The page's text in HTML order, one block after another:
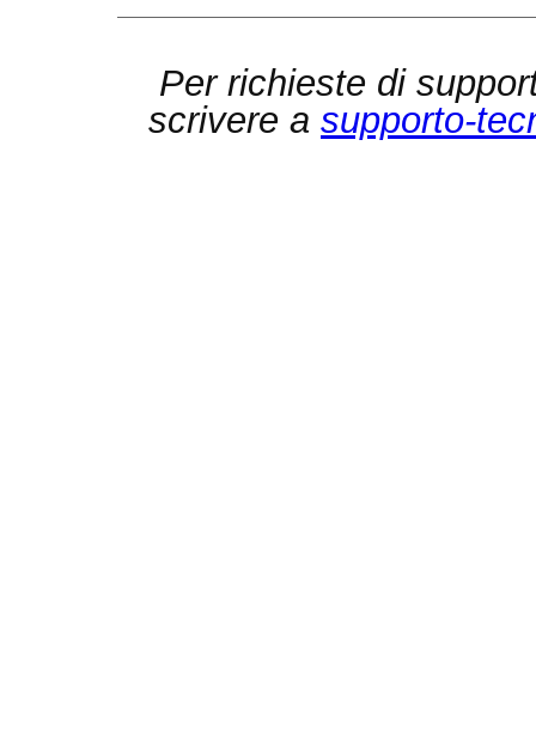
Per richieste di
scrivere a supporto-